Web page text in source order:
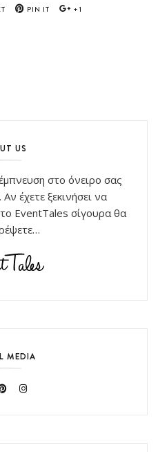
PIN IT +1
US
στο όνειρο σας
έχετε ξεκινήσει να
EventTales σίγουρα θα
MEDIA